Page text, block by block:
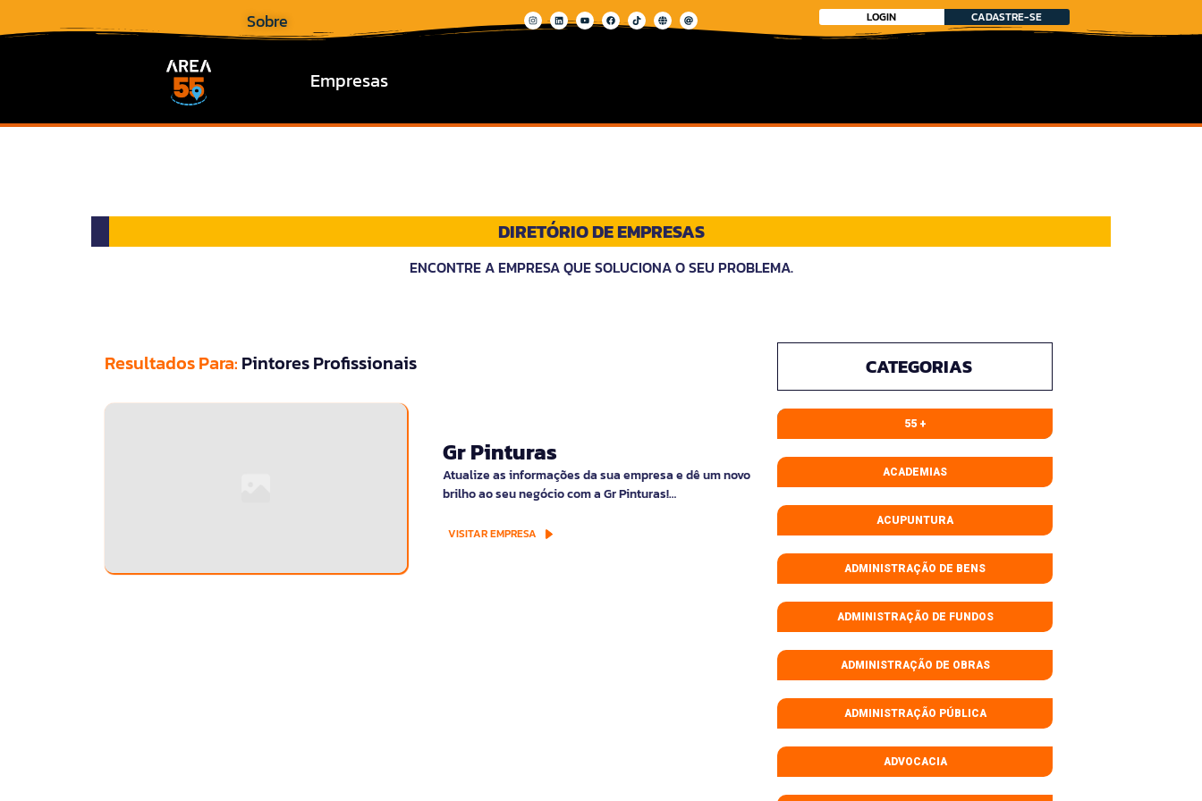
Sobre LOGIN CADASTRE-SE
Empresas
DIRETÓRIO DE EMPRESAS
ENCONTRE A EMPRESA QUE SOLUCIONA O SEU PROBLEMA.
Resultados Para: Pintores Profissionais
Gr Pinturas
Atualize as informações da sua empresa e dê um novo
brilho ao seu negócio com a Gr Pinturas!…
VISITAR EMPRESA
CATEGORIAS
55 +
ACADEMIAS
ACUPUNTURA
ADMINISTRAÇÃO DE BENS
ADMINISTRAÇÃO DE FUNDOS
ADMINISTRAÇÃO DE OBRAS
ADMINISTRAÇÃO PÚBLICA
ADVOCACIA